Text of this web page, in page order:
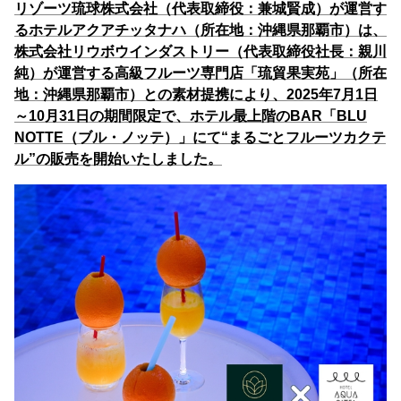
リゾーツ琉球株式会社（代表取締役：兼城賢成）が運営す
るホテルアクアチッタナハ（所在地：沖縄県那覇市）は、
株式会社リウボウインダストリー（代表取締役社長：親川
純）が運営する高級フルーツ専門店「琉貿果実苑」（所在
地：沖縄県那覇市）との素材提携により、2025年7月1日
～10月31日の期間限定で、ホテル最上階のBAR「BLU
NOTTE（ブル・ノッテ）」にて“まるごとフルーツカクテ
ル”の販売を開始いたしました。